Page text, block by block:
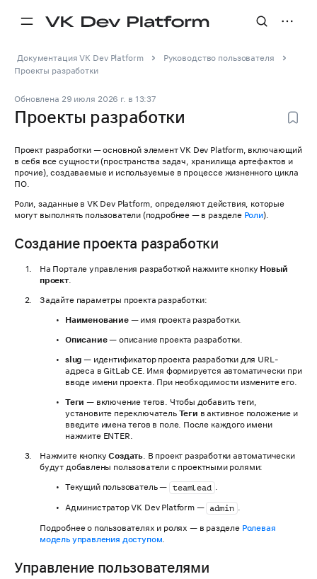
Документация VK Dev Platform
Руководство пользователя
Проекты разработки
Обновлена 29 июля 2026 г. в 13:37
Проекты разработки
Проект разработки — основной элемент VK Dev Platform, включающий
в себя все сущности (пространства задач, хранилища артефактов и
прочие), создаваемые и используемые в процессе жизненного цикла
ПО.
Роли, заданные в VK Dev Platform, определяют действия, которые
могут выполнять пользователи (подробнее — в разделе Роли).
Создание проекта разработки
На Портале управления разработкой нажмите кнопку Новый
проект.
Задайте параметры проекта разработки:
Наименование— имя проекта разработки.
Описание— описание проекта разработки.
slug — идентификатор проекта разработки для URL-
адреса в GitLab CE. Имя формируется автоматически при
вводе имени проекта. При необходимости измените его.
Теги — включение тегов. Чтобы добавить теги,
установите переключатель Теги в активное положение и
введите имена тегов в поле. После каждого имени
нажмите ENTER.
Нажмите кнопкуСоздать. В проект разработки автоматически
будут добавлены пользователи с проектными ролями:
Текущий пользователь — teamlead .
Администратор VK Dev Platform — admin .
Подробнее о пользователях и ролях — в разделе Ролевая
модель управления доступом
Управление пользователями